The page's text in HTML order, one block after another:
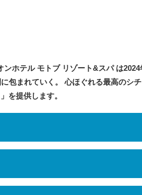
ホテル モトブ リゾート&スパ は
包まれていく。 心ほぐれる最高のシ
を提供します。